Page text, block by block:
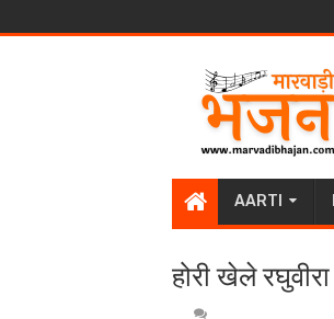
AARTI
होरी खेले